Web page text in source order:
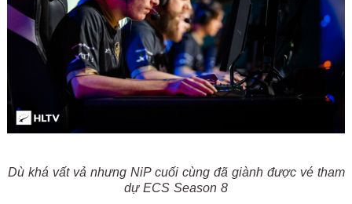
Dù khá vất vả nhưng NiP cuối cùng đã giành được vé tham
dự ECS Season 8